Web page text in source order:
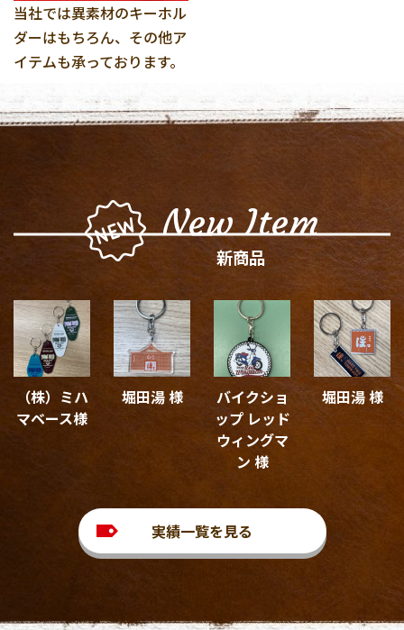
当社では異素材のキーホル
ダーはもちろん、その他ア
イテムも承っております。
New Item
新商品
（株）ミハ
マベース様
堀田湯 様
バイクショ
ップ レッド
ウィングマ
ン 様
堀田湯 様
実績一覧を見る